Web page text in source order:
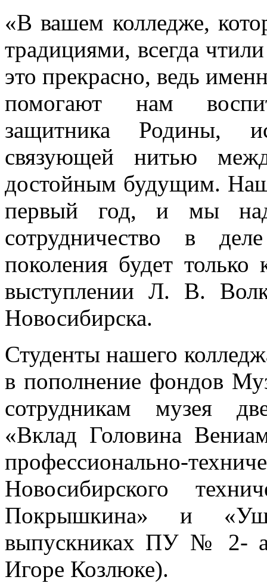
«В вашем колледже,
традициями, всегда
это прекрасно, ведь
помогают нам
защитника Родины,
связующей нитью
достойным будущим. Наш
первый год, и мы
сотрудничество в
поколения будет
выступлении Л. В.
Новосибирска.
Студенты нашего
в пополнение фондов
сотрудникам музея
«Вклад Головина
профессионально-
Новосибирского
Покрышкина» и
выпускниках ПУ № 2-
Игоре Козлюке).